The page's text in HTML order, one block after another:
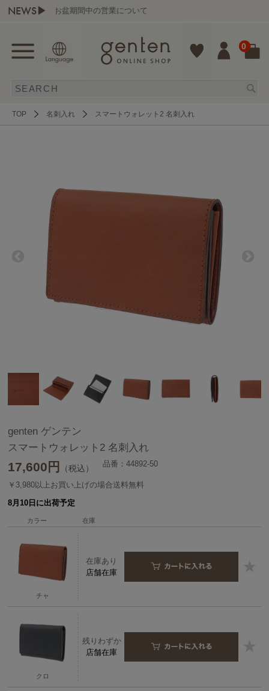
NEWS▶お盆期間中の営業について
0
TOP 名刺入れ スマートウォレット2 名刺入れ
genten ゲンテン
スマートウォレット2 名刺入れ
17,600 円 （税込） 品番：44892-50
￥3,980以上お買い上げの場合送料無料
8月10日に出荷予定
カラー 在庫
チャ
在庫あり
店舗在庫
クロ
残りわずか
店舗在庫